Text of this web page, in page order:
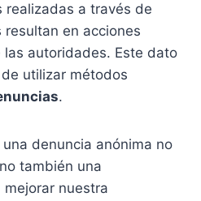
realizadas a través de
en acciones
autoridades. Este dato
utilizar métodos
.
denuncia anónima no
también una
mejorar nuestra